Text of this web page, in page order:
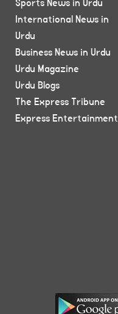
Sports News in Urdu
International News in
Urdu
Business News in Urdu
Urdu Magazine
Urdu Blogs
The Express Tribune
Express Entertainment